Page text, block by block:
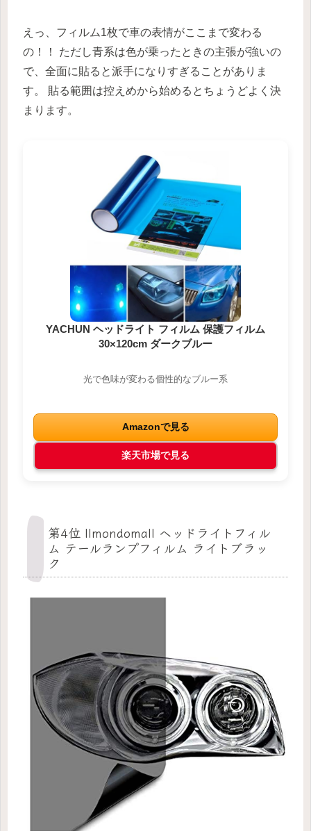
えっ、フィルム1枚で車の表情がここまで変わる
の！！ ただし青系は色が乗ったときの主張が強いの
で、全面に貼ると派手になりすぎることがありま
す。 貼る範囲は控えめから始めるとちょうどよく決
まります。
YACHUN ヘッドライト フィルム 保護フィルム
30×120cm ダークブルー
光で色味が変わる個性的なブルー系
Amazonで見る
楽天市場で見る
第4位 Ilmondomall ヘッドライトフィル
ム テールランプフィルム ライトブラッ
ク